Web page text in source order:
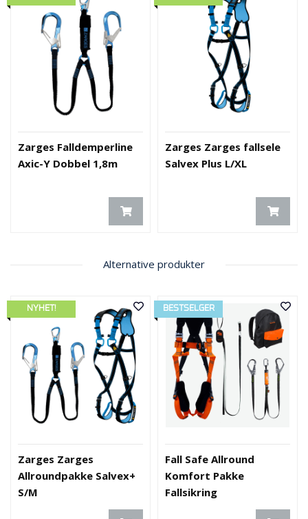
Zarges Falldemperline
Axic-Y Dobbel 1,8m
Zarges Zarges fallsele
Salvex Plus L/XL
Alternative produkter
NYHET!
Zarges Zarges
Allroundpakke Salvex+
S/M
BESTSELGER
Fall Safe Allround
Komfort Pakke
Fallsikring
Ø
R
E